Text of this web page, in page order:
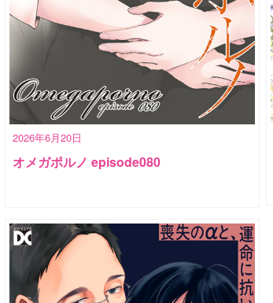
2026年6月20日
オメガポルノ episode080